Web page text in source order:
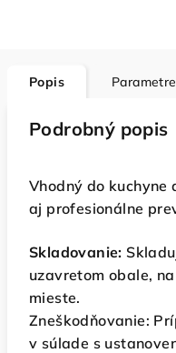
Popis Parametre
Podrobný popis
Vhodný do kuchyne
aj profesionálne
Skladovanie:
uzavretom obale,
mieste.
Zneškodňovanie:
v súlade s